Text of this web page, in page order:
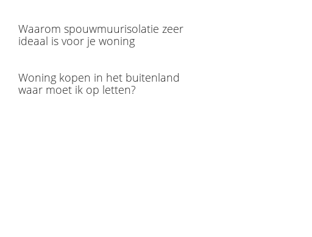
Waarom spouwmuurisolatie zeer
ideaal is voor je woning
Woning kopen in het buitenland
waar moet ik op letten?